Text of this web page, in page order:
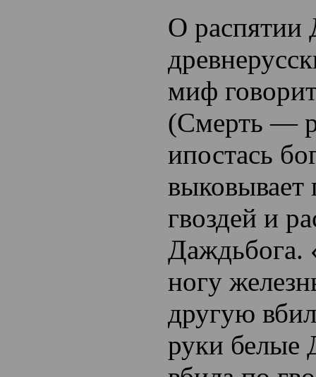
О распятии
миф
(Смерть —
ипостась
выковывает
гвоздей и
Даждьбога.
ногу
другую
руки белые